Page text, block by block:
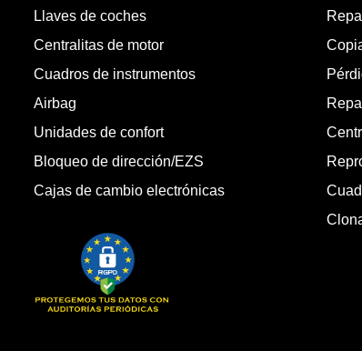
Llaves de coches
Centralitas de motor
Cuadros de instrumentos
Airbag
Unidades de confort
Bloqueo de dirección/EZS
Cajas de cambio electrónicas